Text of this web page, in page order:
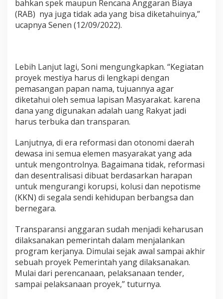
a
n
J
a
U
s
h
T
a
n
i
K
a
p
u
h
T
u
s
a
n
bahkan spek maupun Rencana Anggaran Biaya
(RAB) nya juga tidak ada yang bisa diketahuinya,”
ucapnya Senen (12/09/2022).
Lebih Lanjut lagi, Soni mengungkapkan. “Kegiatan
proyek mestiya harus di lengkapi dengan
pemasangan papan nama, tujuannya agar
diketahui oleh semua lapisan Masyarakat. karena
dana yang digunakan adalah uang Rakyat jadi
harus terbuka dan transparan.
Lanjutnya, di era reformasi dan otonomi daerah
dewasa ini semua elemen masyarakat yang ada
untuk mengontrolnya. Bagaimana tidak, reformasi
dan desentralisasi dibuat berdasarkan harapan
untuk mengurangi korupsi, kolusi dan nepotisme
(KKN) di segala sendi kehidupan berbangsa dan
bernegara.
Transparansi anggaran sudah menjadi keharusan
dilaksanakan pemerintah dalam menjalankan
program kerjanya. Dimulai sejak awal sampai akhir
sebuah proyek Pemerintah yang dilaksanakan.
Mulai dari perencanaan, pelaksanaan tender,
sampai pelaksanaan proyek,” tuturnya.